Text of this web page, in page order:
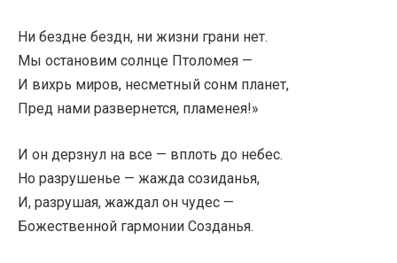
Ни бездне бездн, ни жизни грани нет.
Мы остановим солнце Птоломея —
И вихрь миров, несметный сонм планет,
Пред нами развернется, пламенея!»
И он дерзнул на все — вплоть до небес.
Но разрушенье — жажда созиданья,
И, разрушая, жаждал он чудес —
Божественной гармонии Созданья.